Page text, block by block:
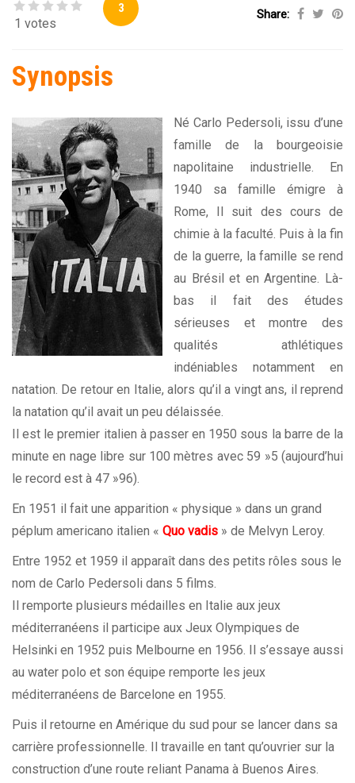
1 votes
3 Share:
Synopsis
Né Carlo Pedersoli, issu d’une
famille de la bourgeoisie
napolitaine industrielle. En
1940 sa famille émigre à
Rome, Il suit des cours de
chimie à la faculté. Puis à la fin
de la guerre, la famille se rend
au Brésil et en Argentine. Là-
bas il fait des études
sérieuses et montre des
qualités athlétiques
indéniables notamment en
natation. De retour en Italie, alors qu’il a vingt ans, il reprend
la natation qu’il avait un peu délaissée.
Il est le premier italien à passer en 1950 sous la barre de la
minute en nage libre sur 100 mètres avec 59 »5 (aujourd’hui
le record est à 47 »96).
En 1951 il fait une apparition « physique » dans un grand
péplum americano italien « Quo vadis » de Melvyn Leroy.
Entre 1952 et 1959 il apparaît dans des petits rôles sous le
nom de Carlo Pedersoli dans 5 films.
Il remporte plusieurs médailles en Italie aux jeux
méditerranéens il participe aux Jeux Olympiques de
Helsinki en 1952 puis Melbourne en 1956. Il s’essaye aussi
au water polo et son équipe remporte les jeux
méditerranéens de Barcelone en 1955.
Puis il retourne en Amérique du sud pour se lancer dans sa
carrière professionnelle. Il travaille en tant qu’ouvrier sur la
construction d’une route reliant Panama à Buenos Aires.